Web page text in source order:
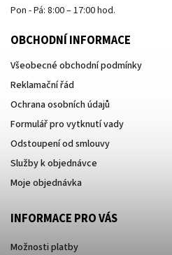
Pon - Pá: 8:00 – 17:00 hod.
OBCHODNÍ INFORMACE
Všeobecné obchodní podmínky
Reklamační řád
Ochrana osobních údajů
Formulář pro vytknutí vady
Odstoupení od smlouvy
Služby k objednávce
Moje objednávka
INFORMACE PRO VÁS
Možnosti platby